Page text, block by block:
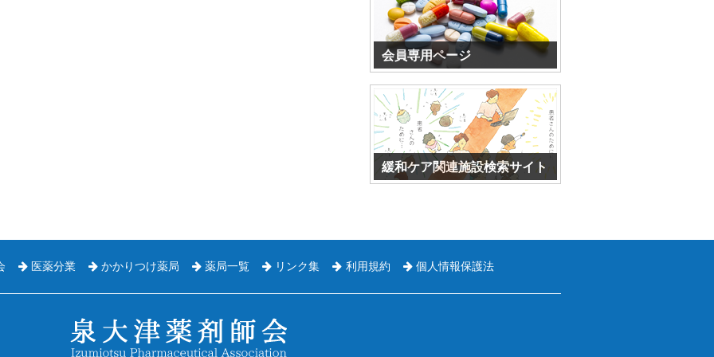
会員専用ページ
パスワードを入力してください。
緩和ケア関連施設検索サイト
外部サイトになります。
医薬分業 かかりつけ薬局 薬局一覧 リンク集 利用規約 個人情報保護法